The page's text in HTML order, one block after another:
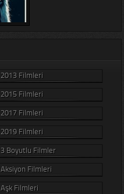
2013 Filmleri
2015 Filmleri
2017 Filmleri
2019 Filmleri
3 Boyutlu Filmler
Aksiyon Filmleri
Aşk Filmleri